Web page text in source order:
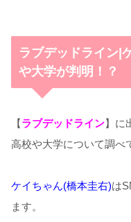
ラブデッドライン|
や大学が判明！？
【 ラブデッドライン】に
高校や大学について調べ
ケイちゃん(橋本圭右)は
ます。